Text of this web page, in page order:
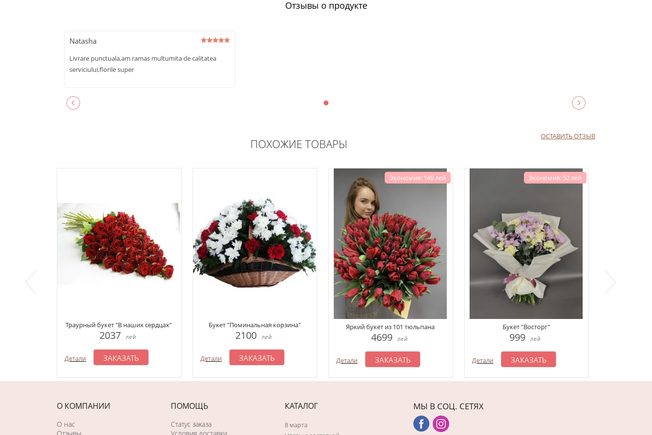
- хвойных растений, обладающих тайной магией символизма;
Отзывы о продукте
Natasha
Livrare punctuala,am ramas multumita de calitatea
serviciului,florile super
ОСТАВИТЬ ОТЗЫВ
ПОХОЖИЕ ТОВАРЫ
Траурный букет "В наших сердцах"
2037 лей
Детали ЗАКАЗАТЬ
Букет "Поминальная корзина"
2100 лей
Детали ЗАКАЗАТЬ
Экономия: 149 лей
Яркий букет из 101 тюльпана
4699 лей
Детали ЗАКАЗАТЬ
Экономия: 52 лей
Букет "Восторг"
999 лей
Детали ЗАКАЗАТЬ
О КОМПАНИИ
О нас
ПОМОЩЬ
Статус заказа
КАТАЛОГ
8 марта
МЫ В СОЦ. СЕТЯХ